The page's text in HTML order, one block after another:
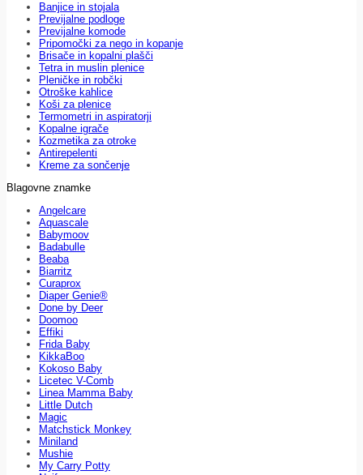
Banjice in stojala
Previjalne podloge
Previjalne komode
Pripomočki za nego in kopanje
Brisače in kopalni plašči
Tetra in muslin plenice
Pleničke in robčki
Otroške kahlice
Koši za plenice
Termometri in aspiratorji
Kopalne igrače
Kozmetika za otroke
Antirepelenti
Kreme za sončenje
Blagovne znamke
Angelcare
Aquascale
Babymoov
Badabulle
Beaba
Biarritz
Curaprox
Diaper Genie®
Done by Deer
Doomoo
Effiki
Frida Baby
KikkaBoo
Kokoso Baby
Licetec V-Comb
Linea Mamma Baby
Little Dutch
Magic
Matchstick Monkey
Miniland
Mushie
My Carry Potty